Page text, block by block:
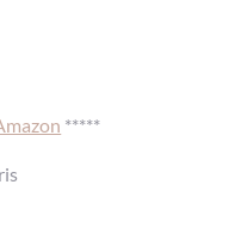
*****